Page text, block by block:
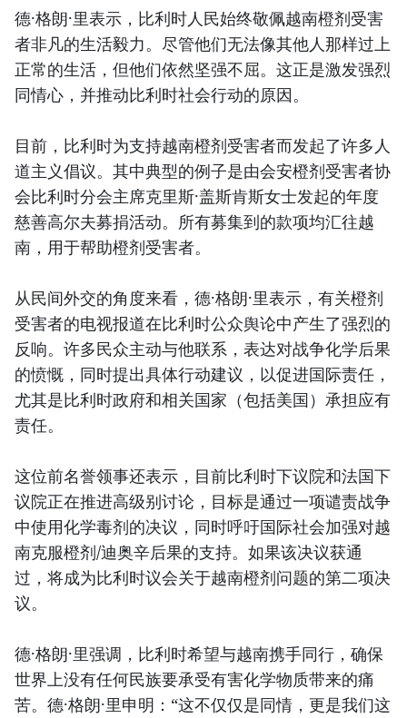
德·格朗·里表示，比利时人民始终敬佩越南橙剂受害
者非凡的生活毅力。尽管他们无法像其他人那样过上
正常的生活，但他们依然坚强不屈。这正是激发强烈
同情心，并推动比利时社会行动的原因。
目前，比利时为支持越南橙剂受害者而发起了许多人
道主义倡议。其中典型的例子是由会安橙剂受害者协
会比利时分会主席克里斯·盖斯肯斯女士发起的年度
慈善高尔夫募捐活动。所有募集到的款项均汇往越
南，用于帮助橙剂受害者。
从民间外交的角度来看，德·格朗·里表示，有关橙剂
受害者的电视报道在比利时公众舆论中产生了强烈的
反响。许多民众主动与他联系，表达对战争化学后果
的愤慨，同时提出具体行动建议，以促进国际责任，
尤其是比利时政府和相关国家（包括美国）承担应有
责任。
这位前名誉领事还表示，目前比利时下议院和法国下
议院正在推进高级别讨论，目标是通过一项谴责战争
中使用化学毒剂的决议，同时呼吁国际社会加强对越
南克服橙剂/迪奥辛后果的支持。如果该决议获通
过，将成为比利时议会关于越南橙剂问题的第二项决
议。
德·格朗·里强调，比利时希望与越南携手同行，确保
世界上没有任何民族要承受有害化学物质带来的痛
苦。德·格朗·里申明：“这不仅仅是同情，更是我们这